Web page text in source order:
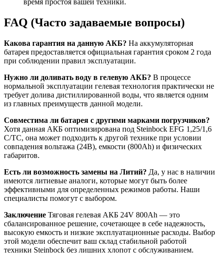
время простоя вашей техники.
FAQ (Часто задаваемые вопросы)
Какова гарантия на данную АКБ? На аккумуляторная
батарея предоставляется официальная гарантия сроком 2 года
при соблюдении правил эксплуатации.
Нужно ли доливать воду в гелевую АКБ? В процессе
нормальной эксплуатации гелевая технология практически не
требует долива дистиллированной воды, что является одним
из главных преимуществ данной модели.
Совместима ли батарея с другими марками погрузчиков?
Хотя данная АКБ оптимизирована под Steinbock EFG 1,25/1,6
C/TC, она может подходить к другой технике при условии
совпадения вольтажа (24В), емкости (800Ah) и физических
габаритов.
Есть ли возможность замены на Литий? Да, у нас в наличии
имеются литиевые аналоги, которые могут быть более
эффективными для определенных режимов работы. Наши
специалисты помогут с выбором.
Заключение Тяговая гелевая АКБ 24V 800Ah — это
сбалансированное решение, сочетающее в себе надежность,
высокую емкость и низкие эксплуатационные расходы. Выбор
этой модели обеспечит ваш склад стабильной работой
техники Steinbock без лишних хлопот с обслуживанием.